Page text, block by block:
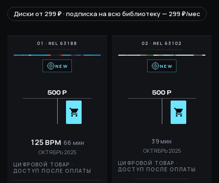
Диски от 299 ₽ · подписка на всю библиотеку — 299 ₽/мес
NEW
500 Р
ЦИФРОВОЙ ТОВАР ·
ДОСТУП ПОСЛЕ ОПЛАТЫ
ОКТЯБРЬ 2025
125 BPM 66 мин
NEW
500 Р
ЦИФРОВОЙ ТОВАР ·
ДОСТУП ПОСЛЕ ОПЛАТЫ
ОКТЯБРЬ 2025
39 мин